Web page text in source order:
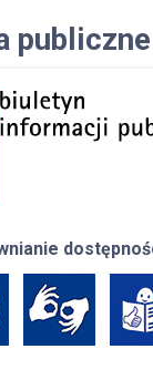
publiczne